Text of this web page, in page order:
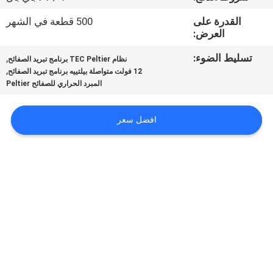
جميع
القدرة على
العرض:
500 قطعة في الشهر
تسليط الضوء: نظام TEC Peltier برنامج تبريد الصفائح ,
12 فولت متواصلة بيلتييه برنامج تبريد الصفائح ,
المبرد الحراري للصفائح Peltier
افضل سعر